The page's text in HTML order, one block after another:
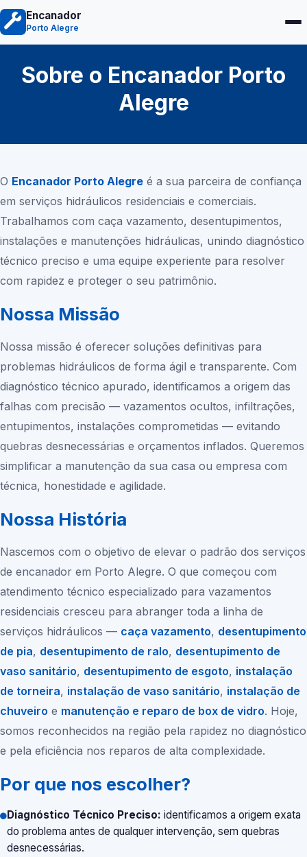
Encanador
Porto Alegre
Sobre o Encanador Porto
Alegre
O Encanador Porto Alegre é a sua parceira de confiança
em serviços hidráulicos residenciais e comerciais.
Trabalhamos com caça vazamento, desentupimentos,
instalações e manutenções hidráulicas, unindo diagnóstico
técnico preciso e uma equipe experiente para resolver
com rapidez e proteger o seu patrimônio.
Nossa Missão
Nossa missão é oferecer soluções definitivas para
problemas hidráulicos de forma ágil e transparente. Com
diagnóstico técnico apurado, identificamos a origem das
falhas com precisão — vazamentos ocultos, infiltrações,
entupimentos, instalações comprometidas — evitando
quebras desnecessárias e orçamentos inflados. Queremos
simplificar a manutenção da sua casa ou empresa com
técnica, honestidade e agilidade.
Nossa História
Nascemos com o objetivo de elevar o padrão dos serviços
de encanador em Porto Alegre. O que começou com
atendimento técnico especializado para vazamentos
residenciais cresceu para abranger toda a linha de
serviços hidráulicos — caça vazamento, desentupimento
de pia, desentupimento de ralo, desentupimento de
vaso sanitário, desentupimento de esgoto, instalação
de torneira, instalação de vaso sanitário, instalação de
chuveiro e manutenção e reparo de box de vidro. Hoje,
somos reconhecidos na região pela rapidez no diagnóstico
e pela eficiência nos reparos de alta complexidade.
Por que nos escolher?
Diagnóstico Técnico Preciso: identificamos a origem exata
do problema antes de qualquer intervenção, sem quebras
desnecessárias.